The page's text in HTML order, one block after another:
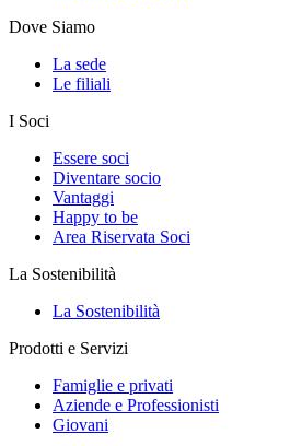
Dove Siamo
La sede
Le filiali
I Soci
Essere soci
Diventare socio
Vantaggi
Happy to be
Area Riservata Soci
La Sostenibilità
La Sostenibilità
Prodotti e Servizi
Famiglie e privati
Aziende e Professionisti
Giovani